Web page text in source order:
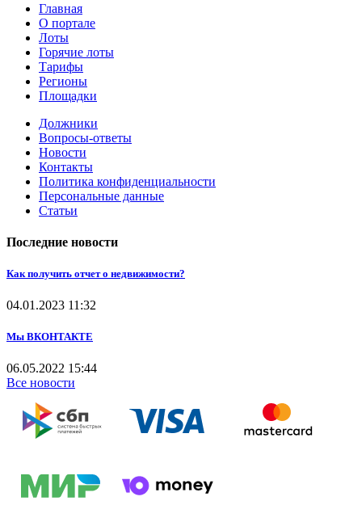
Главная
О портале
Лоты
Горячие лоты
Тарифы
Регионы
Площадки
Должники
Вопросы-ответы
Новости
Контакты
Политика конфиденциальности
Персональные данные
Статьи
Последние новости
Как получить отчет о недвижимости?
04.01.2023 11:32
Мы ВКОНТАКТЕ
06.05.2022 15:44
Все новости